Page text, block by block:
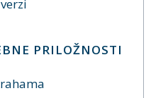
PRILOŽNOSTI